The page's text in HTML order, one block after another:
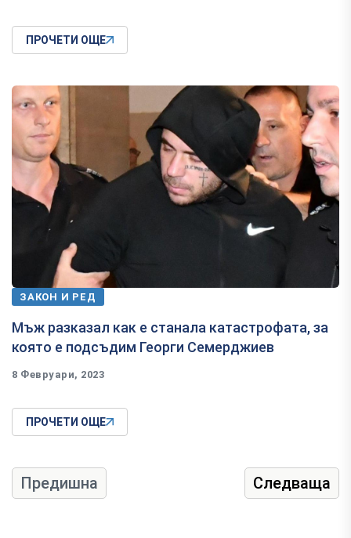
ПРОЧЕТИ ОЩЕ
ЗАКОН И РЕД
Мъж разказал как е станала катастрофата, за
която е подсъдим Георги Семерджиев
8 Февруари, 2023
ПРОЧЕТИ ОЩЕ
Предишна Следваща